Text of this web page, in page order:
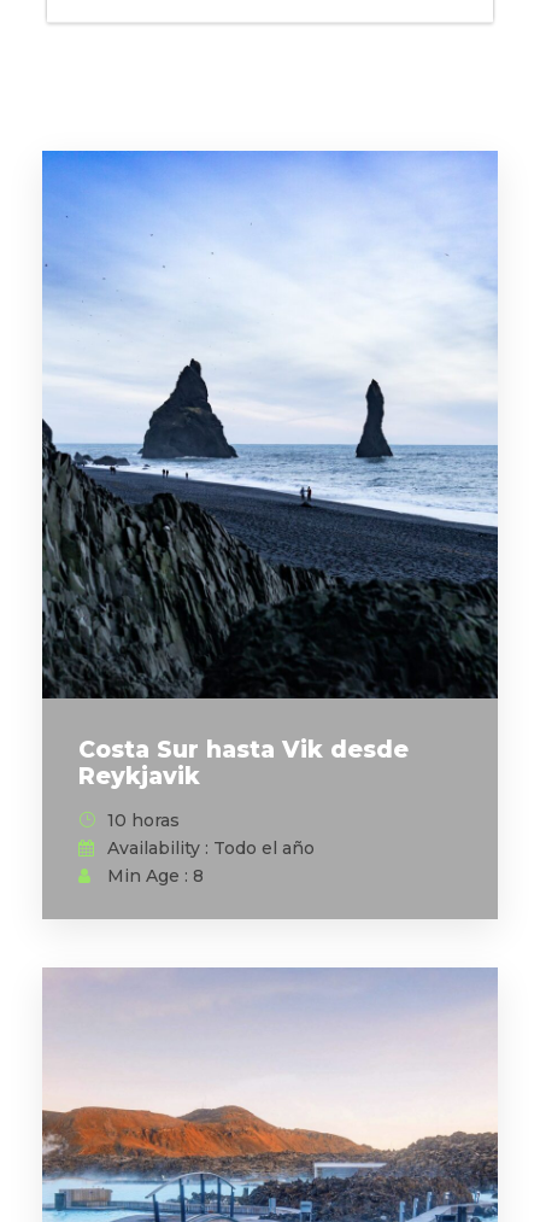
Costa Sur hasta Vik desde
Reykjavik
10 horas
Availability : Todo el año
Min Age : 8